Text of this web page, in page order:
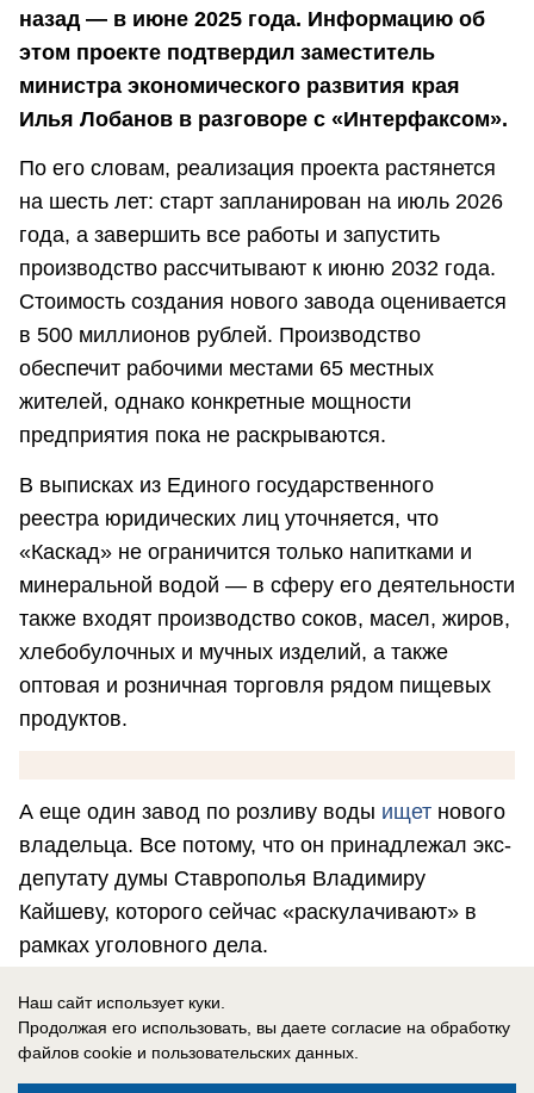
назад — в июне 2025 года. Информацию об
этом проекте подтвердил заместитель
министра экономического развития края
Илья Лобанов в разговоре с «Интерфаксом».
По его словам, реализация проекта растянется
на шесть лет: старт запланирован на июль 2026
года, а завершить все работы и запустить
производство рассчитывают к июню 2032 года.
Стоимость создания нового завода оценивается
в 500 миллионов рублей. Производство
обеспечит рабочими местами 65 местных
жителей, однако конкретные мощности
предприятия пока не раскрываются.
В выписках из Единого государственного
реестра юридических лиц уточняется, что
«Каскад» не ограничится только напитками и
минеральной водой — в сферу его деятельности
также входят производство соков, масел, жиров,
хлебобулочных и мучных изделий, а также
оптовая и розничная торговля рядом пищевых
продуктов.
А еще один завод по розливу воды ищет нового
владельца. Все потому, что он принадлежал экс-
депутату думы Ставрополья Владимиру
Кайшеву, которого сейчас «раскулачивают» в
рамках уголовного дела.
Всю информацию оперативно выкладываем
здесьhttps://max.ru/bloknot26
Тося Жмыхова
Наш сайт использует куки.
Продолжая его использовать, вы даете согласие на обработку
файлов cookie и пользовательских данных.